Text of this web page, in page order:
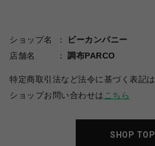
ショップ名
ビーカンパニー
店舗名
調布PARCO
特定商取引法など法令に基づく表記は
ショップお問い合わせは こちら
SHOP TOP